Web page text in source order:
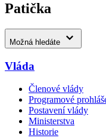
Patička
Možná hledáte
Vláda
Členové vlády
Programové
Postavení vlády
Ministerstva
Historie